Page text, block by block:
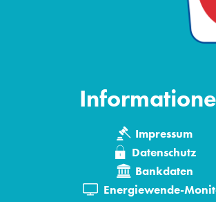
Impressum
Datenschutz
Bankdaten
Energiewende-